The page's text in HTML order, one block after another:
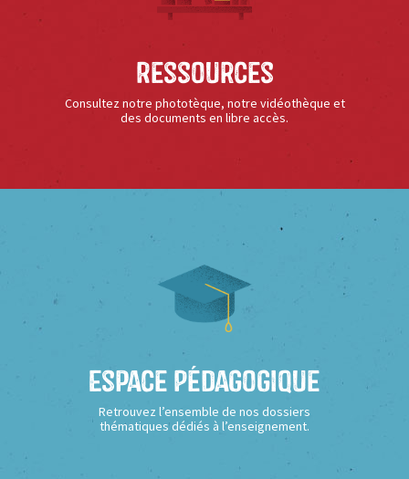
Ressources
Consultez notre phototèque, notre vidéothèque et
des documents en libre accès.
Espace Pédagogique
Retrouvez l’ensemble de nos dossiers
thématiques dédiés à l’enseignement.